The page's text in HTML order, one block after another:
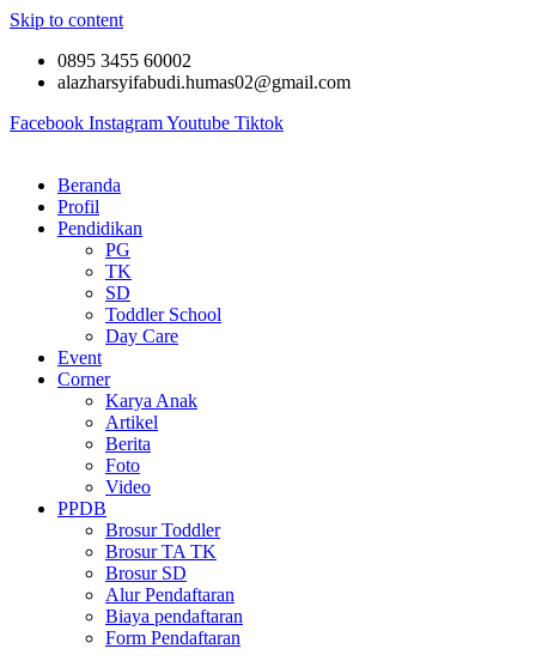
Skip to content
0895 3455 60002
alazharsyifabudi.humas02@gmail.com
Facebook InstagramYoutube Tiktok
Beranda
Profil
Pendidikan
PG
TK
SD
Toddler School
Day Care
Event
Corner
Karya Anak
Artikel
Berita
Foto
Video
PPDB
Brosur Toddler
Brosur TA TK
Brosur SD
Alur Pendaftaran
Biaya pendaftaran
Form Pendaftaran